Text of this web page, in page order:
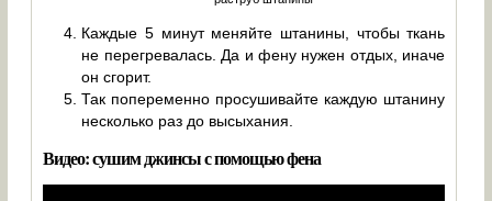
Каждые 5 минут меняйте штанины, чтобы ткань
не перегревалась. Да и фену нужен отдых, иначе
он сгорит.
Так попеременно просушивайте каждую штанину
несколько раз до высыхания.
Видео: сушим джинсы с помощью фена